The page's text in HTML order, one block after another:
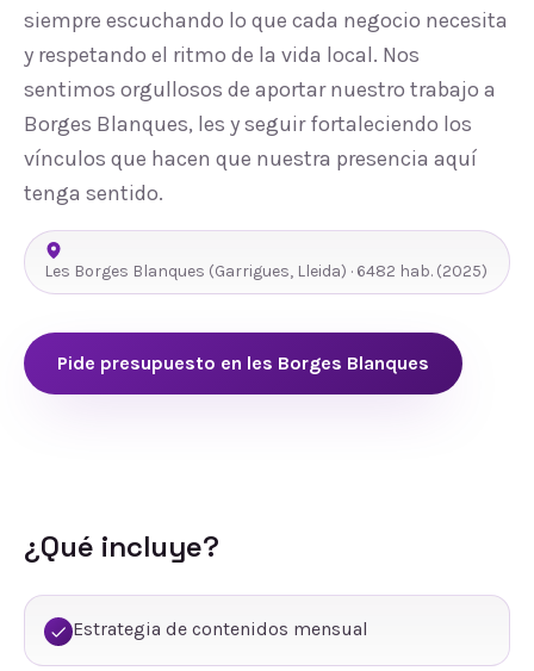
siempre escuchando lo que cada negocio necesita
y respetando el ritmo de la vida local. Nos
sentimos orgullosos de aportar nuestro trabajo a
Borges Blanques, les y seguir fortaleciendo los
vínculos que hacen que nuestra presencia aquí
tenga sentido.
Les Borges Blanques (Garrigues, Lleida) · 6482 hab. (2025)
Pide presupuesto en les Borges Blanques
¿Qué incluye?
Estrategia de contenidos mensual